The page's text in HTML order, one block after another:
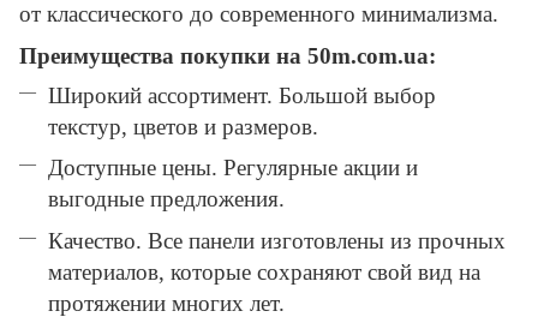
от классического до современного минимализма.
Преимущества покупки на 50m.com.ua:
Широкий ассортимент. Большой выбор
текстур, цветов и размеров.
Доступные цены. Регулярные акции и
выгодные предложения.
Качество. Все панели изготовлены из прочных
материалов, которые сохраняют свой вид на
протяжении многих лет.